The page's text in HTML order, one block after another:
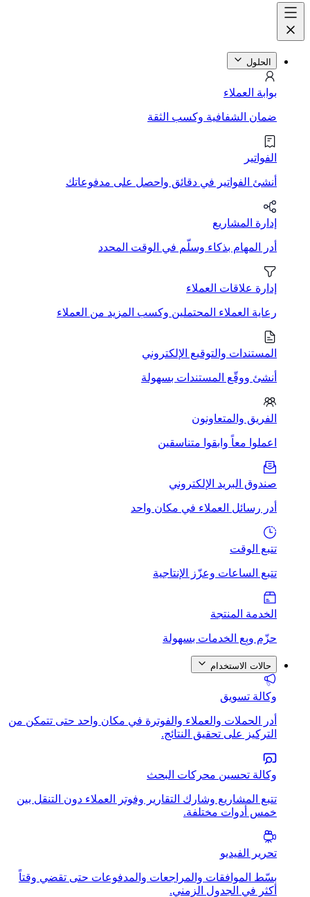
الحلول
بوابة العملاء
ضمان الشفافية وكسب الثقة
الفواتير
أنشئ الفواتير في دقائق واحصل على مدفوعاتك
إدارة المشاريع
أدر المهام بذكاء وسلّم في الوقت المحدد
إدارة علاقات العملاء
رعاية العملاء المحتملين وكسب المزيد من العملاء
المستندات والتوقيع الإلكتروني
أنشئ ووقّع المستندات بسهولة
الفريق والمتعاونون
اعملوا معاً وابقوا متناسقين
صندوق البريد الإلكتروني
أدر رسائل العملاء في مكان واحد
تتبع الوقت
تتبع الساعات وعزّز الإنتاجية
الخدمة المنتجة
حزّم وبِع الخدمات بسهولة
حالات الاستخدام
وكالة تسويق
أدر الحملات والعملاء والفوترة في مكان واحد حتى تتمكن من
التركيز على تحقيق النتائج.
وكالة تحسين محركات البحث
تتبع المشاريع وشارك التقارير وفوتر العملاء دون التنقل بين
خمس أدوات مختلفة.
تحرير الفيديو
بسّط الموافقات والمراجعات والمدفوعات حتى تقضي وقتاً
أكثر في الجدول الزمني.